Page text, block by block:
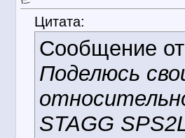
Цитата:
Сообщение
Поделюсь
STAGG